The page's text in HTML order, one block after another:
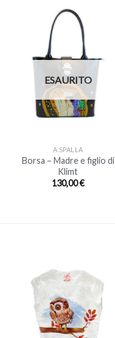
ESAURITO
A SPALLA
Borsa – Madre e figlio di
Klimt
130,00€